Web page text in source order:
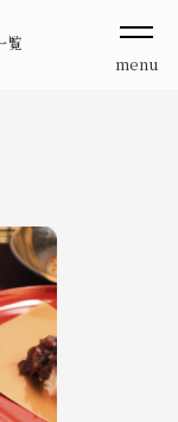
覧
menu